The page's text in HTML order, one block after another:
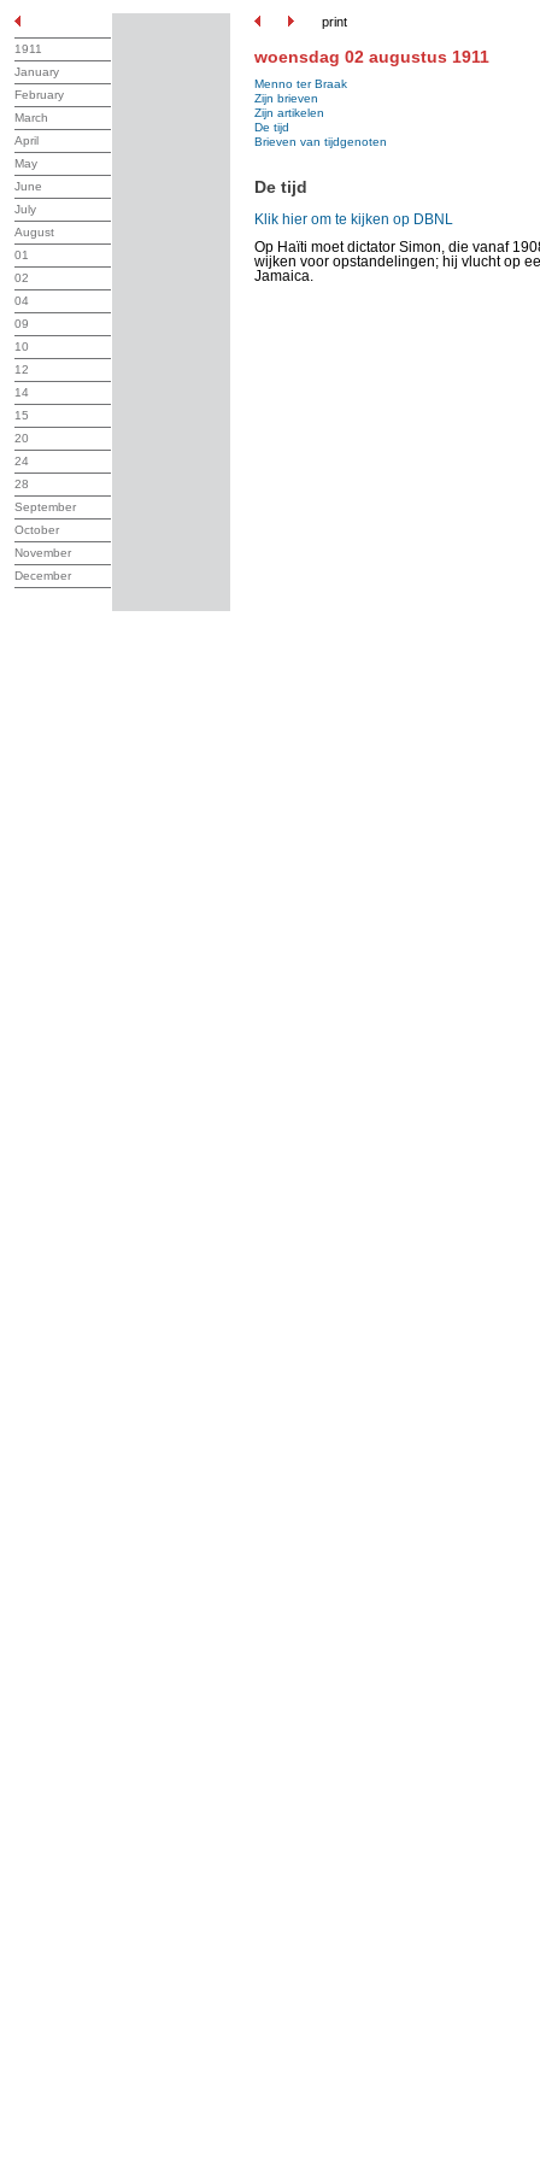
print
1911
January
February
March
April
May
June
July
August
01
02
04
09
10
12
14
15
20
24
28
September
October
November
December
woensdag 02 augustus 1911
Menno ter Braak
Zijn brieven
Zijn artikelen
De tijd
Brieven van tijdgenoten
De tijd
Klik hier om te kijken op DBNL
Op Haïti moet dictator Simon, die vanaf
wijken voor opstandelingen; hij vlucht op
Jamaica.